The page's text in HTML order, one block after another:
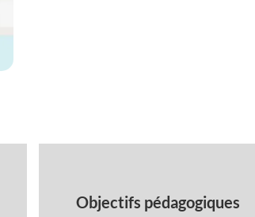
Objectifs pédagogiques